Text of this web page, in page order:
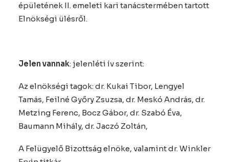
épületének II. emeleti kari tanácstermében tartott
Elnökségi ülésről.
Jelen vannak: jelenléti ív szerint:
Az elnökségi tagok: dr. Kukai Tibor, Lengyel
Tamás, Feilné Győry Zsuzsa, dr. Meskó András, dr.
Metzing Ferenc, Bocz Gábor, dr. Szabó Éva,
Baumann Mihály, dr. Jaczó Zoltán,
A Felügyelő Bizottság elnöke, valamint dr. Winkler